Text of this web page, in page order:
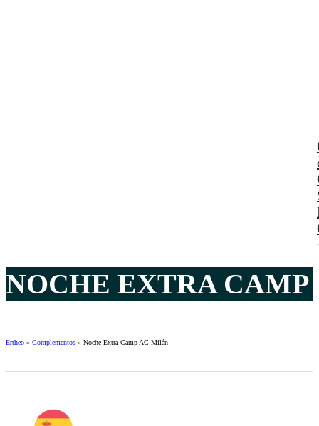
NOCHE EXTRA CAMP
Ertheo » Complementos » Noche Extra Camp AC Milán